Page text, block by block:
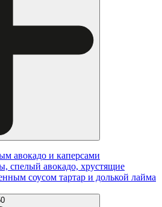
авокадо и каперсами
спелый авокадо, хрустящие
соусом тартар и долькой лайма